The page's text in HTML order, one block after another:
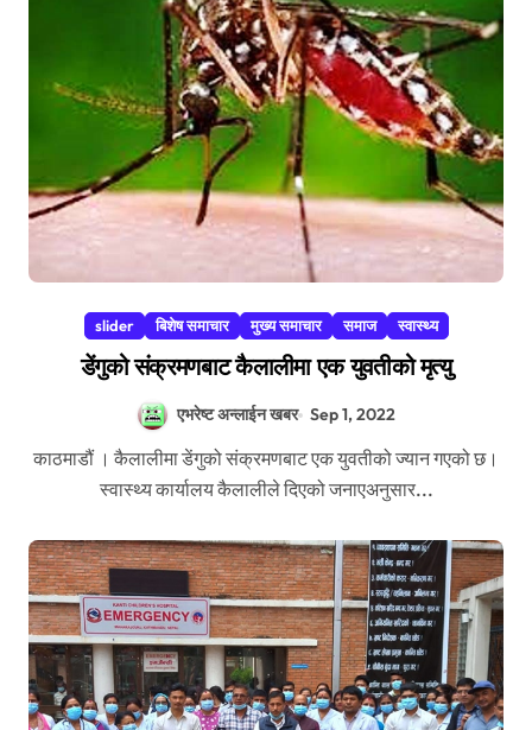
slider बिशेष समाचार मुख्य समाचार समाज स्वास्थ्य
डेंगुको संक्रमणबाट कैलालीमा एक युवतीको मृत्यु
एभरेष्ट अन्लाईन खबर Sep 1, 2022
काठमाडौं । कैलालीमा डेंगुको संक्रमणबाट एक युवतीको ज्यान गएको छ।
स्वास्थ्य कार्यालय कैलालीले दिएको जनाएअनुसार...